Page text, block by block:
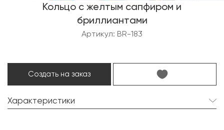
Кольцо с желтым сапфиром и
бриллиантами
Артикул: BR-183
Создать на заказ
Характеристики